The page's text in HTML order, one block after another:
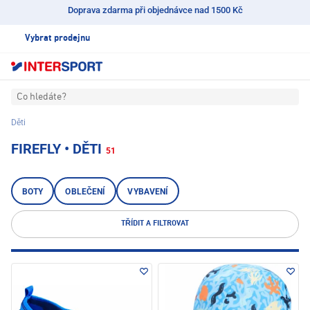
Doprava zdarma při objednávce nad 1500 Kč
Vybrat prodejnu
Co hledáte?
Děti
FIREFLY • DĚTI 51
BOTY OBLEČENÍ VYBAVENÍ
TŘÍDIT A FILTROVAT